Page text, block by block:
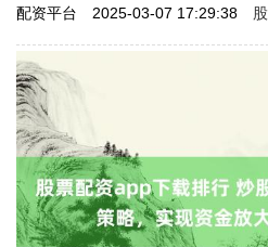
配资平台 2025-03-07 17:29:38